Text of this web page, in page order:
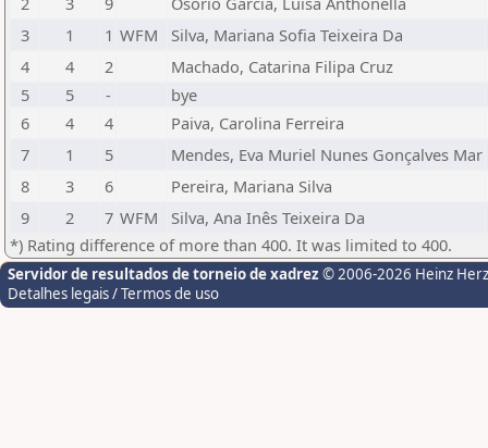
3
1 1 WFM
Silva, Mariana Sofia Teixeira Da
4
4 2
Machado, Catarina Filipa Cruz
5
5 -
bye
6
4 4
Paiva, Carolina Ferreira
7
1 5
Mendes, Eva Muriel Nunes Gonçalves Mar
8
3 6
Pereira, Mariana Silva
9
2 7 WFM
Silva, Ana Inês Teixeira Da
*) Rating difference of more than 400. It was limited to 400.
Servidor de resultados de torneio de xadrez © 2006-2026 Heinz
Detalhes legais / Termos de uso